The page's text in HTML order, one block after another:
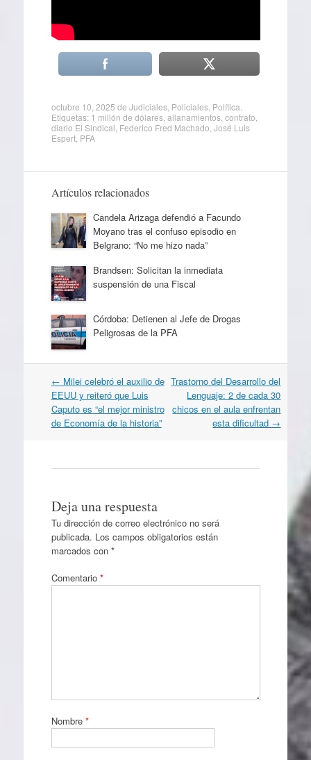
octubre 10, 2025 de Judiciales, Policiales, Política
Etiquetas: 1 millón de dólares, allanamientos, contrato
diario El Sindical Federico Fred Machado José Luis
Espert, PFA
Artículos relacionados
Candela Arizaga defendió a Facundo
Moyano tras el confuso episodio en
Belgrano: “No me hizo nada”
Brandsen: Solicitan la inmediata
suspensión de una Fiscal
Córdoba: Detienen al Jefe de Drogas
Peligrosas de la PFA
Navegación
por
artículos
← Milei celebró el auxilio de
EEUU y reiteró que Luis
Caputo es “el mejor ministro
de Economía de la historia”
Trastorno del Desarrollo del
Lenguaje: 2 de cada 30
chicos en el aula enfrentan
esta dificultad →
Deja una respuesta
Tu dirección de correo electrónico no será
publicada. Los campos obligatorios están
marcados con *
Comentario *
Nombre *